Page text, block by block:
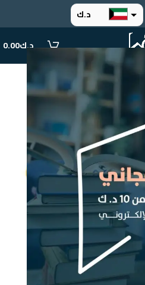
د.ك
ر.س
.د.ب
د.ك0.00
هكذا قالت الشجرة المهملة